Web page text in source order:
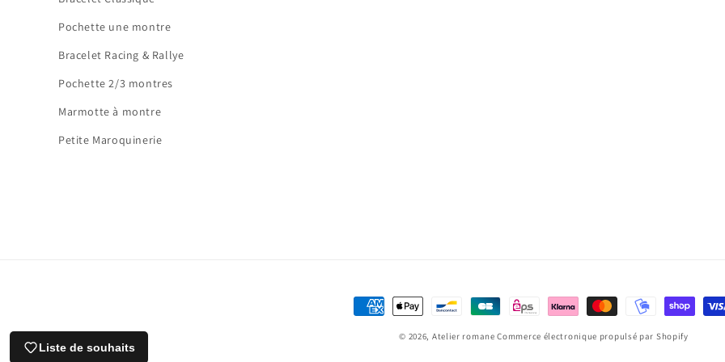
Pochette une montre
Bracelet Racing & Rallye
Pochette 2/3 montres
Marmotte à montre
Petite Maroquinerie
Moyens
© 2026, Atelier romane Commerce électronique propulsé par Shopify
Liste de souhaits